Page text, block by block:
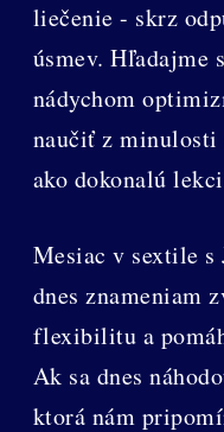
liečenie - skrz
úsmev. Hľadajme
nádychom
naučiť z minulosti
ako dokonalú
Mesiac v sextile
dnes znameniam
flexibilitu a
Ak sa dnes
ktorá nám